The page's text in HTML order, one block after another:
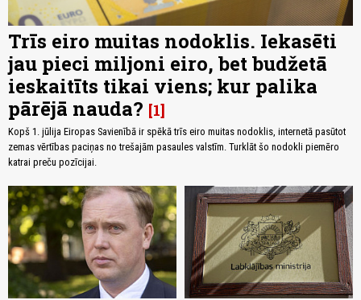
Trīs eiro muitas nodoklis. Iekasēti
jau pieci miljoni eiro, bet budžetā
ieskaitīts tikai viens; kur palika
pārējā nauda? 1
Kopš 1. jūlija Eiropas Savienībā ir spēkā trīs eiro muitas nodoklis, internetā pasūtot
zemas vērtības paciņas no trešajām pasaules valstīm. Turklāt šo nodokli piemēro
katrai preču pozīcijai.